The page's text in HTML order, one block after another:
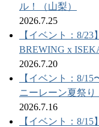
ル！（山梨）
2026.7.25
【イベント：8/
BREWING x
2026.7.20
【イベント：8/
ニーレーン夏祭り
2026.7.16
【イベント：8/